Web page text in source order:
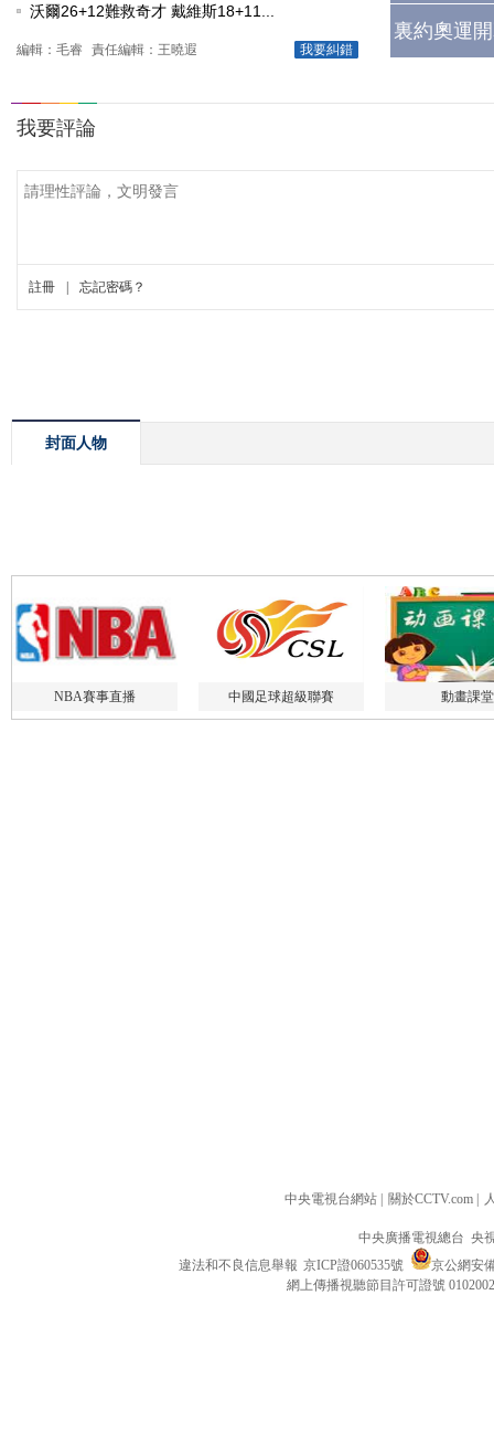
沃爾26+12難救奇才 戴維斯18+11...
我要糾錯
編輯：毛睿 責任編輯：王曉遐
裏約奧運
封面人物
中央電視台網站 關於CCTV.com
中央廣播電視總台 央
違法和不良信息舉報 京ICP證060535號
京公網安
網上傳播視聽節目許可證號